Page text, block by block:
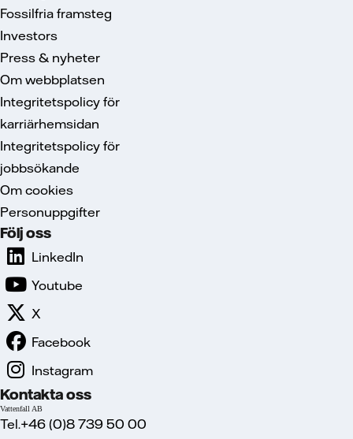
Fossilfria framsteg
Investors
Press & nyheter
Om webbplatsen
Integritetspolicy för
karriärhemsidan
Integritetspolicy för
jobbsökande
Om cookies
Personuppgifter
Följ oss
LinkedIn
Youtube
X
Facebook
Instagram
Kontakta oss
Vattenfall AB
Tel.+46 (0)8 739 50 00